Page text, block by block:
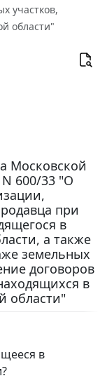
участков,
области"
Московской
N 600/33 "О
при
в
а также
земельных
договоров
в
области"
в